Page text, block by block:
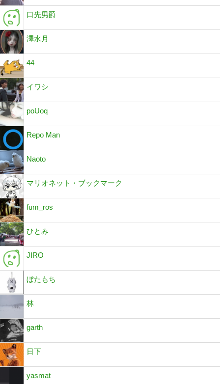
口先男爵
澤水月
44
イワシ
poUoq
Repo Man
Naoto
マリオネット・ブックマーク
fum_ros
ひとみ
JIRO
ぼたもち
林
garth
日下
yasmat